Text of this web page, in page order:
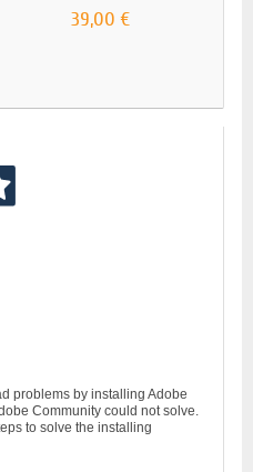
39,00 €
problems by installing Adobe
Community could not solve.
to solve the installing